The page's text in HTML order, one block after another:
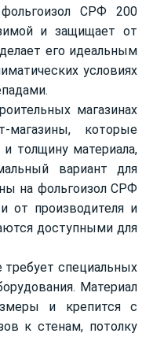
СРФ 200
и защищает от
его идеальным
условиях
магазинах
магазины, которые
толщину материала,
вариант для
на фольгоизол СРФ
от производителя и
доступными для
специальных
Материал
и крепится с
к стенам, потолку